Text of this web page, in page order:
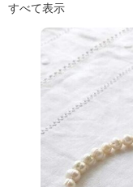
すべて表示